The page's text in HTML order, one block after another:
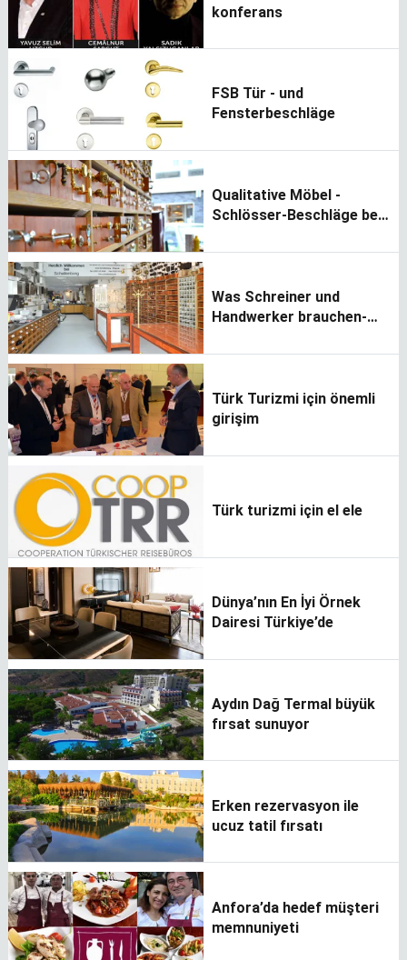
konferans
FSB Tür - und
Fensterbeschläge
Qualitative Möbel -
Schlösser-Beschläge bei
Was Schreiner und
Handwerker brauchen-
Türk Turizmi için önemli
girişim
Türk turizmi için el ele
Dünya’nın En İyi Örnek
Dairesi Türkiye’de
Aydın Dağ Termal büyük
fırsat sunuyor
Erken rezervasyon ile
ucuz tatil fırsatı
Anfora’da hedef müşteri
memnuniyeti